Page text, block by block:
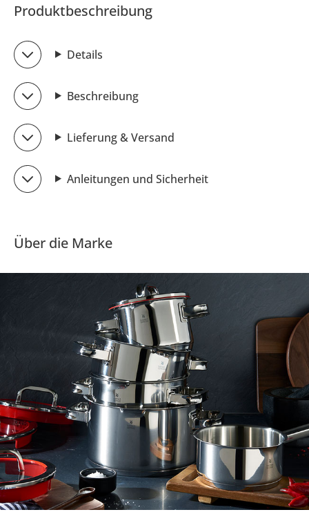
Produktbeschreibung
Details
Beschreibung
Lieferung & Versand
Anleitungen und Sicherheit
Über die Marke